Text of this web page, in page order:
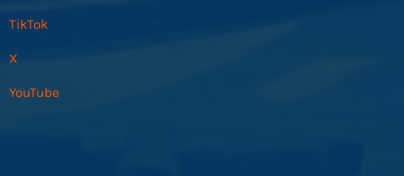
TikTok
X
YouTube